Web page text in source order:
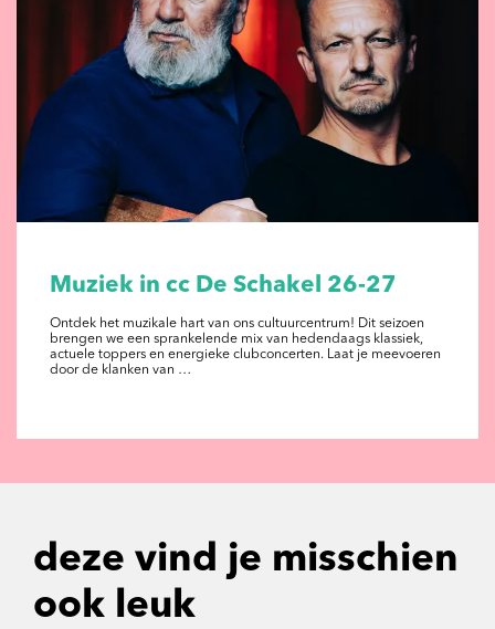
Muziek in cc De Schakel 26-27
Ontdek het muzikale hart van ons cultuurcentrum! Dit seizoen
brengen we een sprankelende mix van hedendaags klassiek,
actuele toppers en energieke clubconcerten. Laat je meevoeren
door de klanken van …
deze vind je misschien
ook leuk